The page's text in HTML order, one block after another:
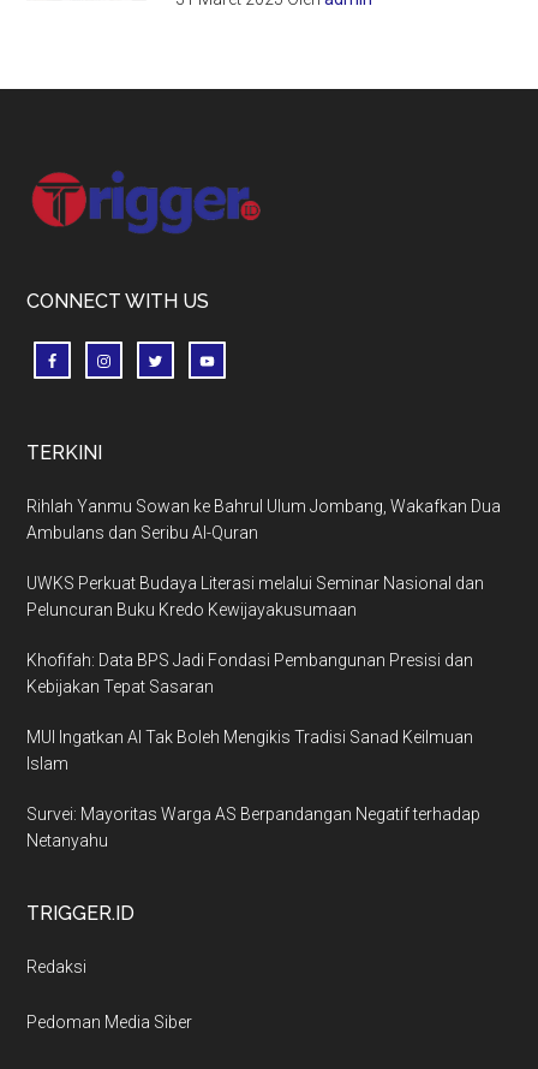
Footer
CONNECT WITH US
TERKINI
Rihlah Yanmu Sowan ke Bahrul Ulum Jombang, Wakafkan Dua
Ambulans dan Seribu Al-Quran
UWKS Perkuat Budaya Literasi melalui Seminar Nasional dan
Peluncuran Buku Kredo Kewijayakusumaan
Khofifah: Data BPS Jadi Fondasi Pembangunan Presisi dan
Kebijakan Tepat Sasaran
MUI Ingatkan AI Tak Boleh Mengikis Tradisi Sanad Keilmuan
Islam
Survei: Mayoritas Warga AS Berpandangan Negatif terhadap
Netanyahu
TRIGGER.ID
Redaksi
Pedoman Media Siber